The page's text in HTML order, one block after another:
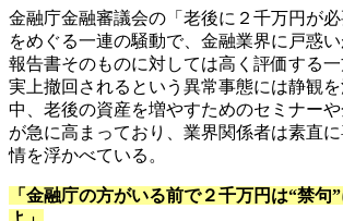
金融庁金融審議会の「老後に２千万円が
をめぐる一連の騒動で、金融業界に戸惑い
報告書そのものに対しては高く評価する
実上撤回されるという異常事態には静観
中、老後の資産を増やすためのセミナー
が急に高まっており、業界関係者は素直
情を浮かべている。
「金融庁の方がいる前で２千万円は“禁句